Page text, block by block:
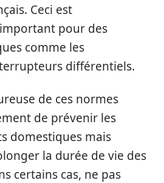
Ceci est
pour des
comme les
différentiels.
de ces normes
de prévenir les
domestiques mais
la durée de vie des
certains cas, ne pas